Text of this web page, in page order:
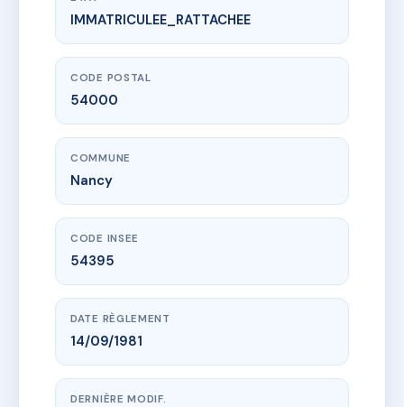
www.vme.plus/AC6544340
SDC 7 RUE DE LA SOURCE - NANCY
7 r de la source
IMMATRICULEE_RATTACHEE
CODE POSTAL
54000
COMMUNE
Nancy
CODE INSEE
54395
DATE RÈGLEMENT
14/09/1981
DERNIÈRE MODIF.